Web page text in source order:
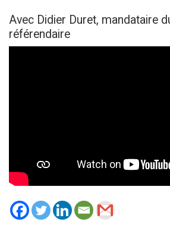
Avec Didier Duret, mandataire
référendaire